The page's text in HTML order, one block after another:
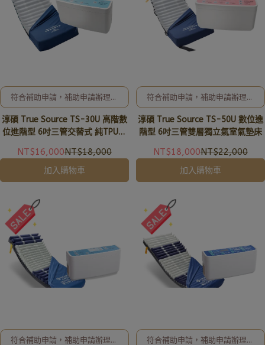
符合補助申請，補助申請辦理及
相關事宜、歡迎洽詢02-8257-
0353或加入亞德官方LINE ID:
@uryard，謝謝。
淳碩 True Source TS-30U 高階數
位進階型 6吋三管交替式 純TPU雙
NT$16,000NT$18,000
加入購物車
符合補助申請，補助申請辦理及
相關事宜、歡迎洽詢02-8257-
0353或加入亞德官方LINE ID:
@uryard，謝謝。
淳碩 True Source TS-50U 數位進
階型 6吋三管雙層獨立氣室氣墊床
NT$18,000NT$22,000
加入購物車
符合補助申請，補助申請辦理及
符合補助申請，補助申請辦理及